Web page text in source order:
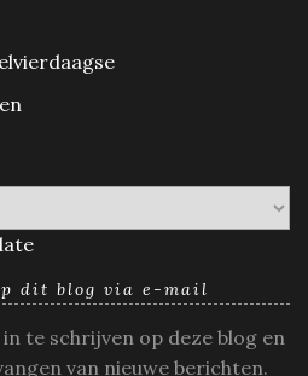
dit blog via e-mail
te schrijven op deze blog en
van nieuwe berichten.